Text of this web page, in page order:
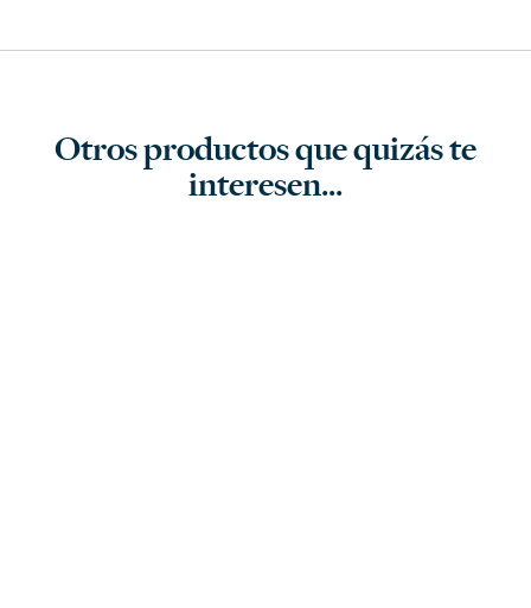
Otros productos que quizás te
interesen...